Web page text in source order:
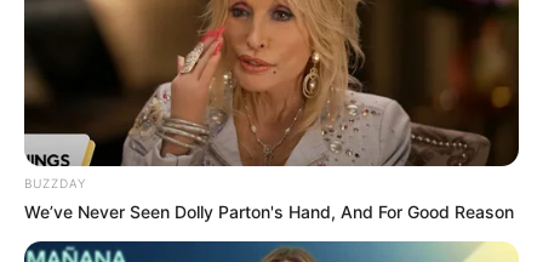
BUZZDAY
We’ve Never Seen Dolly Parton's Hand, And For Good Reason